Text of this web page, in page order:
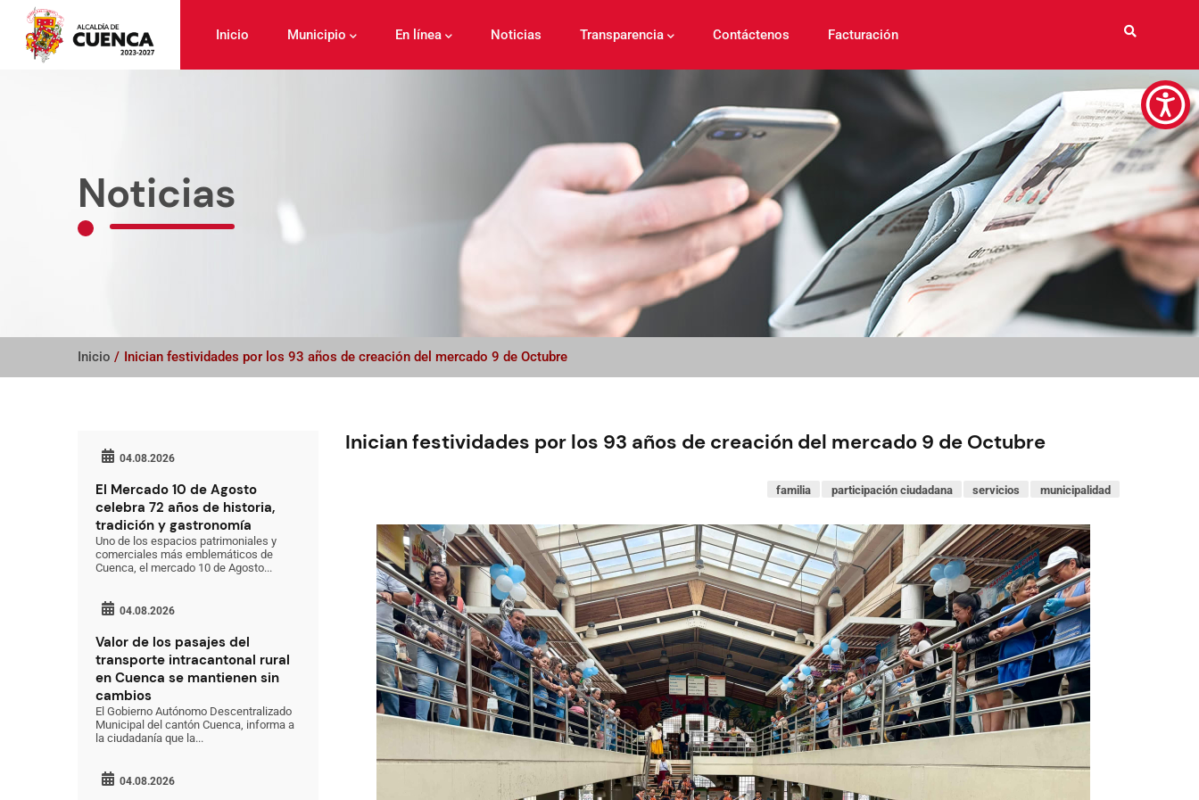
contenido
principal
Inicio Municipio En línea Noticias Transparencia Contáctenos Facturación
Noticias
Inicio / Inician festividades por los 93 años de creación del mercado 9 de Octubre
Inician festividades por los 93 años de creación del mercado 9 de Octubre
municipalidad
servicios
participación ciudadana
familia
04.08.2026
El Mercado 10 de Agosto
celebra 72 años de historia,
tradición y gastronomía
Uno de los espacios patrimoniales y
comerciales más emblemáticos de
Cuenca, el mercado 10 de Agosto...
04.08.2026
Valor de los pasajes del
transporte intracantonal rural
en Cuenca se mantienen sin
cambios
El Gobierno Autónomo Descentralizado
Municipal del cantón Cuenca, informa a
la ciudadanía que la...
04.08.2026